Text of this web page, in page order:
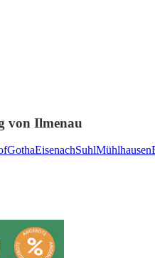
von Ilmenau
GothaEisenachSuhlMühlhausen